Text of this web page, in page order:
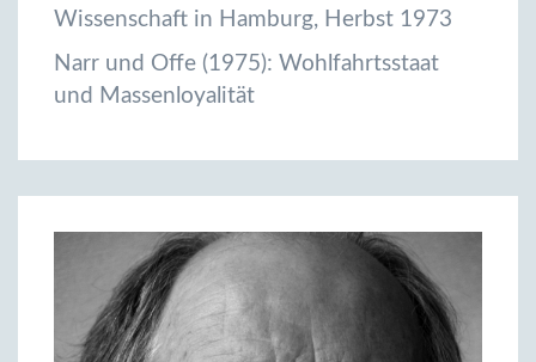
Wissenschaft in Hamburg, Herbst 1973
Narr und Offe (1975): Wohlfahrtsstaat
und Massenloyalität